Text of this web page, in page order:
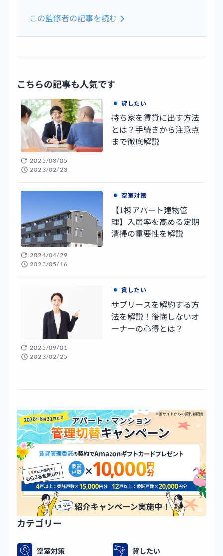
この監修者の記事を読む
こちらの記事も人気です
持ち家を賃貸に出す方法
とは？手続きから注意点
まで徹底解説
貸したい
2025/08/05
2023/02/23
【1棟アパート建物管
理】入居率を高める定期
清掃の重要性を解説
空室対策
2024/04/29
2023/05/16
サブリースを解約する方
法を解説！後悔しないオ
ーナーの心得とは？
貸したい
2025/09/01
2023/02/25
カテゴリー
空室対策 貸したい